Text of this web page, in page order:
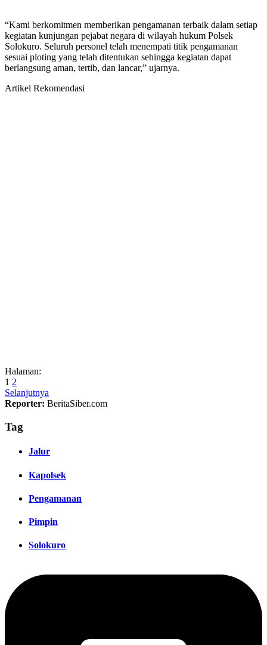
“Kami berkomitmen memberikan pengamanan terbaik dalam setiap
kegiatan kunjungan pejabat negara di wilayah hukum Polsek
Solokuro. Seluruh personel telah menempati titik pengamanan
sesuai ploting yang telah ditentukan sehingga kegiatan dapat
berlangsung aman, tertib, dan lancar,” ujarnya.
Artikel Rekomendasi
Halaman:
1 2
Selanjutnya
Reporter: BeritaSiber.com
Tag
Jalur
Kapolsek
Pengamanan
Pimpin
Solokuro